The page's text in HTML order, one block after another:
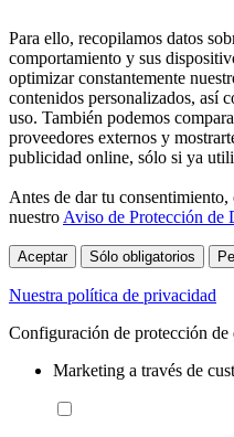
Para ello, recopilamos datos
comportamiento y sus
optimizar constantemente
contenidos personalizados, así
uso. También podemos
proveedores externos y
publicidad online, sólo si ya
Antes de dar tu
nuestro Aviso de Protección de
Aceptar Sólo obligatorios
Nuestra política de privacidad
Configuración de protección de
Marketing a través de